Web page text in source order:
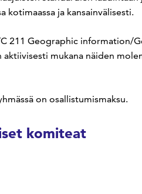
ja kansainvälisesti.
211 Geographic information/
mukana näiden
on osallistumismaksu.
komiteat